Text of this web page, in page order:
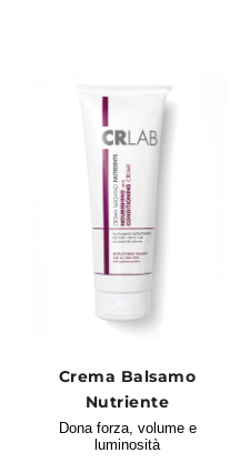
Crema Balsamo
Nutriente
Dona forza, volume e
luminosità